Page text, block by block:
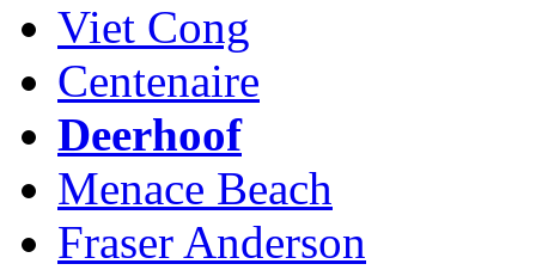
Viet Cong
Centenaire
Deerhoof
Menace Beach
Fraser Anderson